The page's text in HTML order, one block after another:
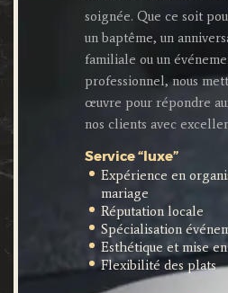
soignée. Que ce soit
un baptême, un
familiale ou un
professionnel, nous
œuvre pour répondre
nos clients avec
Service “luxe”
Expérience en
mariage
Réputation locale
Spécialisation
Esthétique et mise
Flexibilité des plats